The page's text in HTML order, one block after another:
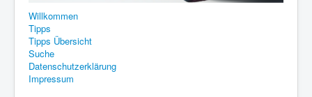
Willkommen
Tipps
Tipps Übersicht
Suche
Datenschutzerklärung
Impressum